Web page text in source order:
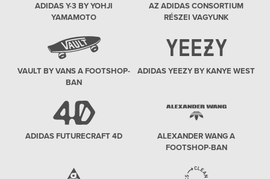
ADIDAS Y-3 BY YOHJI
YAMAMOTO
AZ ADIDAS CONSORTIUM
RÉSZEI VAGYUNK
VAULT BY VANS A FOOTSHOP-
BAN
ADIDAS YEEZY BY KANYE WEST
ADIDAS FUTURECRAFT 4D
ALEXANDER WANG A
FOOTSHOP-BAN